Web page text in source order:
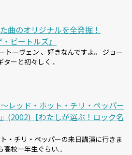
曲のオリジナルを全発掘！
ビートルズ』
トーヴェン 、好きなんですよ。 ジョー
ターと初々しく...
レッド・ホット・チリ・ペッパー
(2002)【わたしが選ぶ！ロック名
・チリ・ペッパーの来日講演に行きま
高校一年生ぐらい...